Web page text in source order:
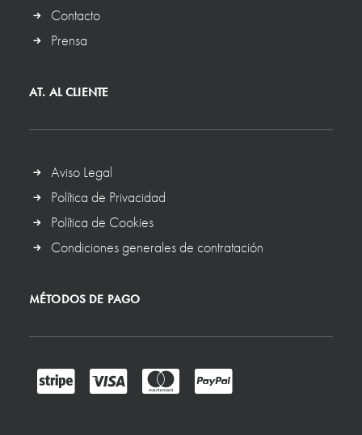
Contacto
Prensa
AT. AL CLIENTE
Aviso Legal
Política de Privacidad
Política de Cookies
Condiciones generales de contratación
MÉTODOS DE PAGO